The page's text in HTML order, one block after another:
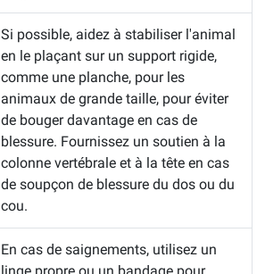
Si possible, aidez à stabiliser l'animal
en le plaçant sur un support rigide,
comme une planche, pour les
animaux de grande taille, pour éviter
de bouger davantage en cas de
blessure. Fournissez un soutien à la
colonne vertébrale et à la tête en cas
de soupçon de blessure du dos ou du
cou.
En cas de saignements, utilisez un